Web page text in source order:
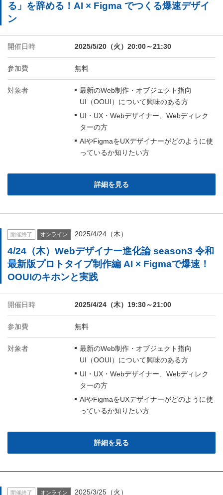
る」を辞める！AI × Figma でつくる爆速デザイ
ン
開催日時 2025/5/20（火）20:00～21:30
参加費 無料
対象者
最新のWeb制作・オブジェクト指向
UI（OOUI）について興味のある方
UI・UX・Webデザイナー、Webディレク
ターの方
AIやFigmaをUXデザイナーがどのように使
っているか知りたい方
詳細を見る
開催終了 オンライン 2025/4/24（木）
4/24（木）Webデザイナー進化論 season3 令和
最新版プロトタイプ制作編 AI × Figmaで爆速！
OOUIのキホンと実践
開催日時 2025/4/24（木）19:30～21:00
参加費 無料
対象者
最新のWeb制作・オブジェクト指向
UI（OOUI）について興味のある方
UI・UX・Webデザイナー、Webディレク
ターの方
AIやFigmaをUXデザイナーがどのように使
っているか知りたい方
詳細を見る
開催終了 オンライン 2025/3/25（火）